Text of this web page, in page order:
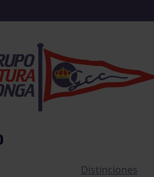
Distinciones